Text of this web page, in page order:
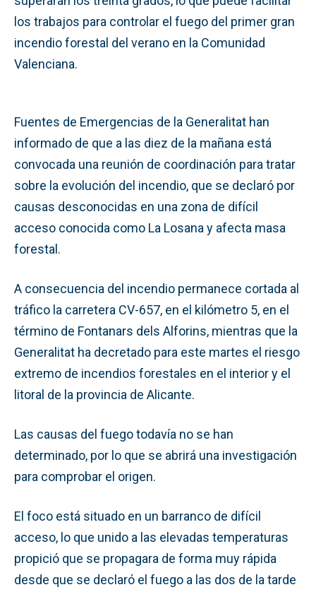
los trabajos para controlar el fuego del primer gran
incendio forestal del verano en la Comunidad
Valenciana.
Fuentes de Emergencias de la Generalitat han
informado de que a las diez de la mañana está
convocada una reunión de coordinación para tratar
sobre la evolución del incendio, que se declaró por
causas desconocidas en una zona de difícil
acceso conocida como La Losana y afecta masa
forestal.
A consecuencia del incendio permanece cortada al
tráfico la carretera CV-657, en el kilómetro 5, en el
término de Fontanars dels Alforins, mientras que la
Generalitat ha decretado para este martes el riesgo
extremo de incendios forestales en el interior y el
litoral de la provincia de Alicante.
Las causas del fuego todavía no se han
determinado, por lo que se abrirá una investigación
para comprobar el origen.
El foco está situado en un barranco de difícil
acceso, lo que unido a las elevadas temperaturas
propició que se propagara de forma muy rápida
desde que se declaró el fuego a las dos de la tarde